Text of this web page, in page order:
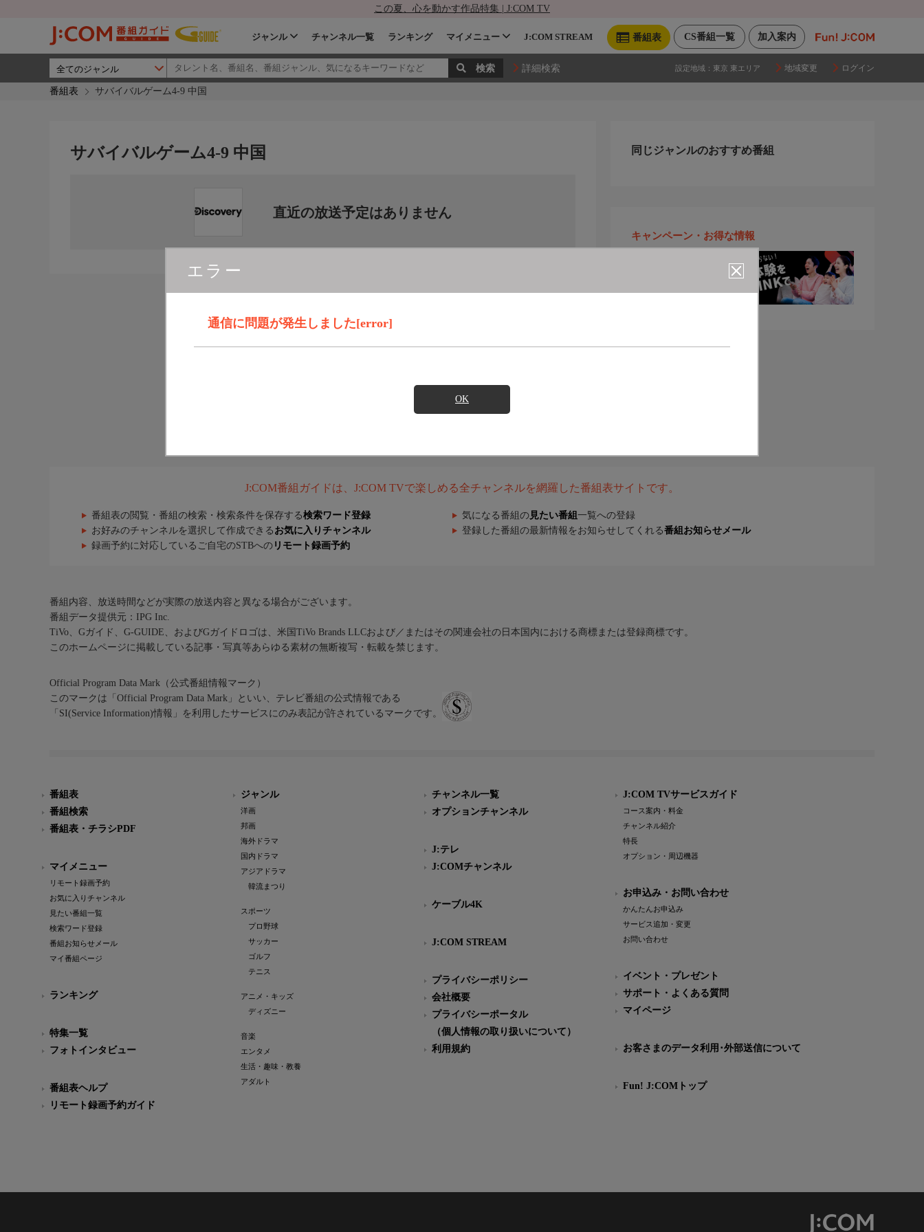
この夏、心を動かす作品特集 | J:COM TV
加入案内
CS番組一覧
番組表
ジャンル チャンネル一覧 ランキング マイメニュー J:COM STREAM
詳細検索 設定地域： 東京 東エリア 地域変更 ログイン
番組表 サバイバルゲーム4-9 中国
エラー
通信に問題が発生しました[error]
OK
サバイバルゲーム4-9 中国
直近の放送予定はありません
同じジャンルのおすすめ番組
キャンペーン・お得な情報
J:COM番組ガイドは、J:COM TVで楽しめる全チャンネルを網羅した番組表サイトです。
番組表の閲覧・番組の検索・検索条件を保存する検索ワード登録 気になる番組の 見たい番組 一覧への登録
お好みのチャンネルを選択して作成できる お気に入りチャンネル 登録した番組の最新情報をお知らせしてくれる番組お知らせメール
録画予約に対応しているご自宅のSTBへの リモート録画予約
番組内容、放送時間などが実際の放送内容と異なる場合がございます。
番組データ提供元：IPG Inc.
TiVo、Gガイド、G-GUIDE、およびGガイドロゴは、米国TiVo Brands LLCおよび／またはその関連会社の日本国内における商標または登録商標です。
このホームページに掲載している記事・写真等あらゆる素材の無断複写・転載を禁じます。
Official Program Data Mark（公式番組情報マーク）
このマークは「Official Program Data Mark」といい、テレビ番組の公式情報である
「SI(Service Information)情報」を利用したサービスにのみ表記が許されているマークです。
番組表
番組検索
番組表・チラシPDF
マイメニュー
リモート録画予約
お気に入りチャンネル
見たい番組一覧
検索ワード登録
番組お知らせメール
マイ番組ページ
ランキング
特集一覧
フォトインタビュー
番組表ヘルプ
リモート録画予約ガイド
ジャンル
洋画
邦画
海外ドラマ
国内ドラマ
アジアドラマ
韓流まつり
スポーツ
プロ野球
サッカー
ゴルフ
テニス
アニメ・キッズ
ディズニー
音楽
エンタメ
生活・趣味・教養
アダルト
チャンネル一覧
オプションチャンネル
J:テレ
J:COMチャンネル
ケーブル4K
J:COM STREAM
プライバシーポリシー
会社概要
プライバシーポータル
（個人情報の取り扱いについて）
利用規約
J:COM TVサービスガイド
コース案内・料金
チャンネル紹介
特長
オプション・周辺機器
お申込み・お問い合わせ
かんたんお申込み
サービス追加・変更
お問い合わせ
イベント・プレゼント
サポート・よくある質問
マイページ
お客さまのデータ利用･外部送信について
Fun! J:COMトップ